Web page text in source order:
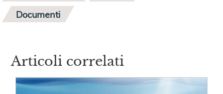
Documenti
Articoli correlati